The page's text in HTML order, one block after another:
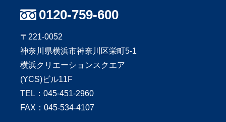
0120-759-600
〒221-0052
神奈川県横浜市神奈川区栄町5-1
横浜クリエーションスクエア
(YCS)ビル11F
TEL： 045-451-2960
FAX：045-534-4107